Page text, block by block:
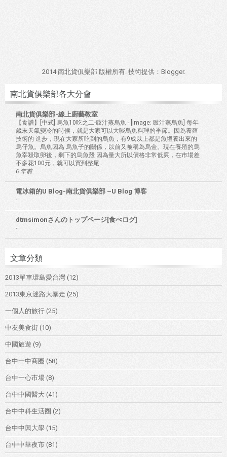
2014 南北貨俱樂部 版權所有. 技術提供： Blogger.
南北貨俱樂部各大分會
南北貨俱樂部-線上廚藝教室
【食譜】[中式] 烏魚10吃之二-豉汁蒸烏魚 - [image: 豉汁蒸烏魚] 每年
歲末天氣變冷的時候，就是大家可以大啖烏魚料理的季節。因為養殖
技術的 進步，現在大家所吃到的烏魚，有9成以上都是魚塭養出來的
烏仔魚。烏魚因為 烏魚子的關係，以前又被稱為烏金。現在養殖的烏
魚宰殺取卵後，剩下的烏魚殼 因為量大所以價格非常低廉，在市場差
不多花100元，就可以買到整尾...
6 年前
電冰箱的U Blog-南北貨俱樂部 –U Blog 博客
-
dtmsimonさんのトップページ[食べログ]
-
文章分類
2013單車環島愛台灣 (12)
2013東京迷路大暴走 (25)
一個人的旅行 (25)
中友美食街 (10)
中國旅遊 (9)
台中一中商圈 (58)
台中一心市場 (8)
台中中國醫大 (41)
台中中科生活圈 (2)
台中中興大學 (15)
台中中華夜市 (81)